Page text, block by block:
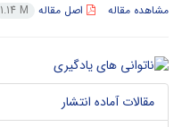
مشاهده مقاله اصل مقاله 1.14 M
مقالات آماده انتشار